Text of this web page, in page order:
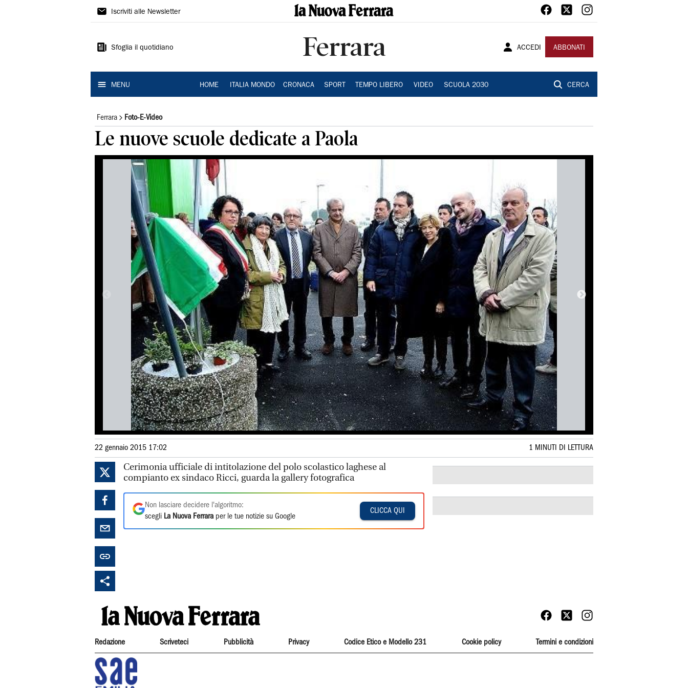
La
Ferrara
Iscriviti alle Newsletter
Sfoglia il quotidiano Ferrara ACCEDI ABBONATI
MENU HOME ITALIA MONDO CRONACA SPORT TEMPO LIBERO VIDEO SCUOLA 2030 CERCA
Ferrara Foto-E-Video
Le nuove scuole dedicate a Paola
22 gennaio 2015 17:02 1 MINUTI DI LETTURA
Cerimonia ufficiale di intitolazione del polo scolastico laghese al
compianto ex sindaco Ricci, guarda la gallery fotografica
Non lasciare decidere l'algoritmo:
scegli La Nuova Ferrara per le tue notizie su Google
CLICCA QUI
Redazione Scriveteci Pubblicità Privacy Codice Etico e Modello 231 Cookie policy Termini e condizioni